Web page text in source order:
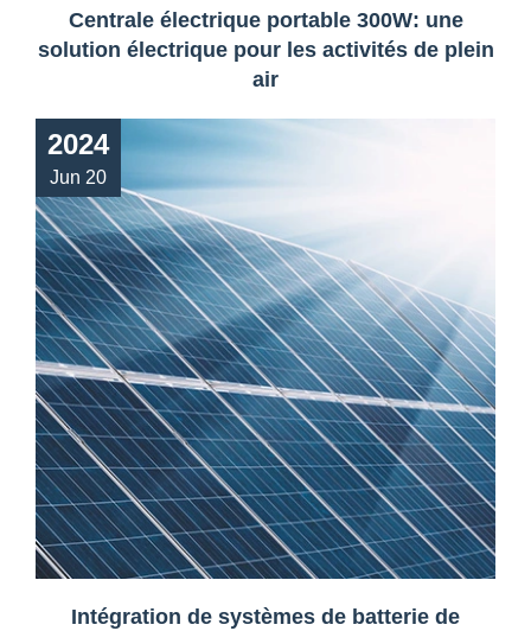
Centrale électrique portable 300W: une
solution électrique pour les activités de plein
air
2024
Jun 20
Intégration de systèmes de batterie de